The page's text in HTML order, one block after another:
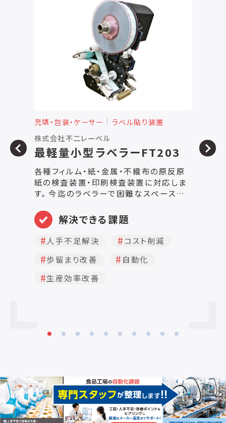
充填・包装・ケーサー
ラベル貼り装置
株式会社不二レーベル
最軽量小型ラベラーFT203
各種フィルム・紙・金属・不織布の原反原
紙の検査装置・印刷検査装置に対応しま
す。 今迄のラベラーで困難なスペースで
によりラインスピードの変化に追従した貼
付が可能です。（エンコーダーの取付が必
要です。） ラベラー詳細 電源 ＡＣ１００Ｖ
エアー源 不要 貼付精度 ±１．０ｍｍ以
上 ＊仕様条件により異なります。 貼付
仕様にて検討します。 処理能力 仕様条件
法 本体：L268mm x W281mm x
7.5kg ラベルサイズ Ｌ：１７ｍｍ～５０ｍ
ｍ Ｗ：１５ｍｍ～５０ｍｍ ラベル巻径
ＭＡＸφ１７０ｍｍ ラベル芯径 φ７６ｍｍ
ラベル間隔 3mm以上
解決できる課題
人手不足解決
コスト削減
歩留まり改善
自動化
生産効率改善